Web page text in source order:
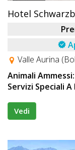
Hotel
Valle Aurina
Animali Ammessi:
Servizi Speciali A
Vedi